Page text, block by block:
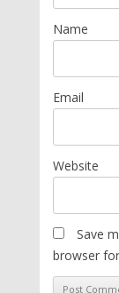
Name
Email
Website
Save
browser